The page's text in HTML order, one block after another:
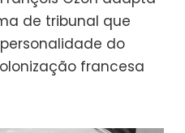
de tribunal que
do
francesa